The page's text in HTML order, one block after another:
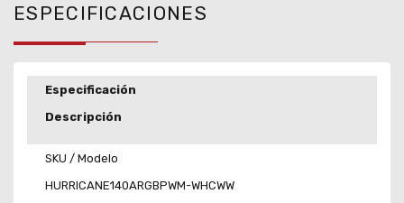
ESPECIFICACIONES
Especificación
Descripción
SKU / Modelo
HURRICANE140ARGBPWM-WHCWW